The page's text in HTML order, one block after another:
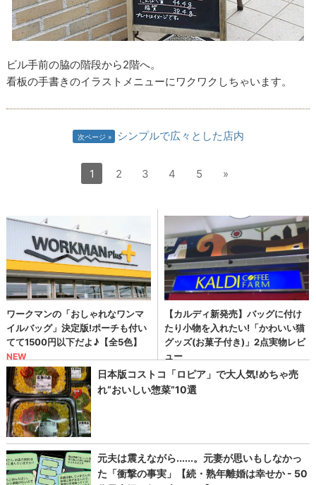
ビル手前の脇の階段から2階へ。
看板の手書きのイラストメニューにワクワクしちゃいます。
次ページ シンプルで広々とした店内
1 2 3 4 5 »